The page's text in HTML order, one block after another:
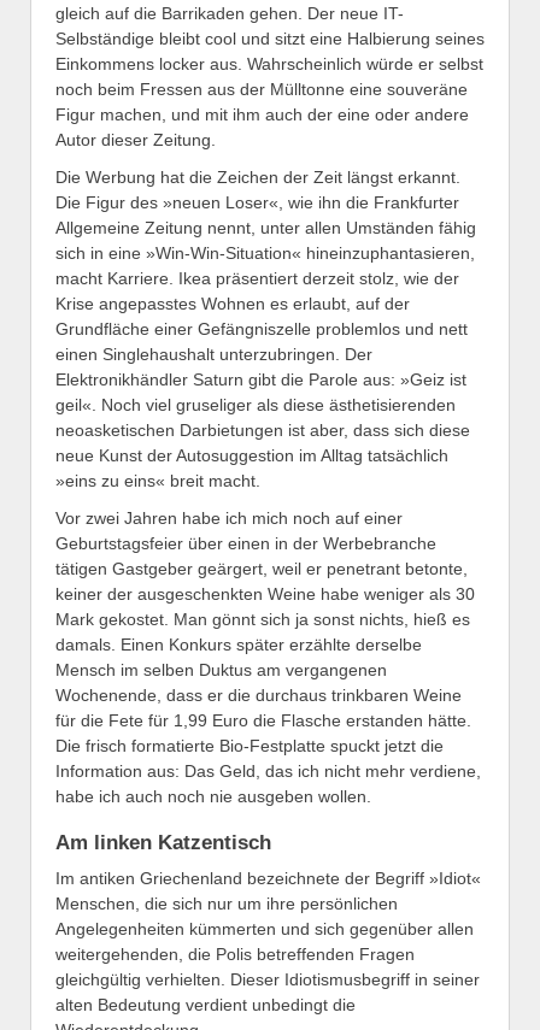
gleich auf die Barrikaden gehen. Der neue IT-
Selbständige bleibt cool und sitzt eine Halbierung seines
Einkommens locker aus. Wahrscheinlich würde er selbst
noch beim Fressen aus der Mülltonne eine souveräne
Figur machen, und mit ihm auch der eine oder andere
Autor dieser Zeitung.
Die Werbung hat die Zeichen der Zeit längst erkannt.
Die Figur des »neuen Loser«, wie ihn die Frankfurter
Allgemeine Zeitung nennt, unter allen Umständen fähig
sich in eine »Win-Win-Situation« hineinzuphantasieren,
macht Karriere. Ikea präsentiert derzeit stolz, wie der
Krise angepasstes Wohnen es erlaubt, auf der
Grundfläche einer Gefängniszelle problemlos und nett
einen Singlehaushalt unterzubringen. Der
Elektronikhändler Saturn gibt die Parole aus: »Geiz ist
geil«. Noch viel gruseliger als diese ästhetisierenden
neoasketischen Darbietungen ist aber, dass sich diese
neue Kunst der Autosuggestion im Alltag tatsächlich
»eins zu eins« breit macht.
Vor zwei Jahren habe ich mich noch auf einer
Geburtstagsfeier über einen in der Werbebranche
tätigen Gastgeber geärgert, weil er penetrant betonte,
keiner der ausgeschenkten Weine habe weniger als 30
Mark gekostet. Man gönnt sich ja sonst nichts, hieß es
damals. Einen Konkurs später erzählte derselbe
Mensch im selben Duktus am vergangenen
Wochenende, dass er die durchaus trinkbaren Weine
für die Fete für 1,99 Euro die Flasche erstanden hätte.
Die frisch formatierte Bio-Festplatte spuckt jetzt die
Information aus: Das Geld, das ich nicht mehr verdiene,
habe ich auch noch nie ausgeben wollen.
Am linken Katzentisch
Im antiken Griechenland bezeichnete der Begriff »Idiot«
Menschen, die sich nur um ihre persönlichen
Angelegenheiten kümmerten und sich gegenüber allen
weitergehenden, die Polis betreffenden Fragen
gleichgültig verhielten. Dieser Idiotismusbegriff in seiner
alten Bedeutung verdient unbedingt die